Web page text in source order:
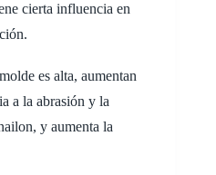
cierta influencia en
es alta, aumentan
a la abrasión y la
y aumenta la